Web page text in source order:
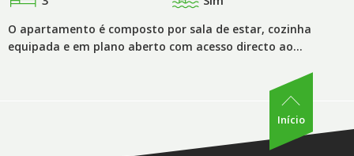
O apartamento é composto por sala de estar, cozinha
equipada e em plano aberto com acesso directo ao…
Início